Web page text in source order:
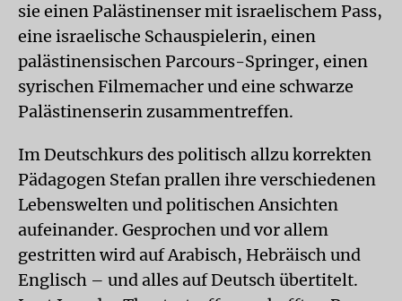
sie einen Palästinenser mit israelischem Pass,
eine israelische Schauspielerin, einen
palästinensischen Parcours-Springer, einen
syrischen Filmemacher und eine schwarze
Palästinenserin zusammentreffen.
Im Deutschkurs des politisch allzu korrekten
Pädagogen Stefan prallen ihre verschiedenen
Lebenswelten und politischen Ansichten
aufeinander. Gesprochen und vor allem
gestritten wird auf Arabisch, Hebräisch und
Englisch – und alles auf Deutsch übertitelt.